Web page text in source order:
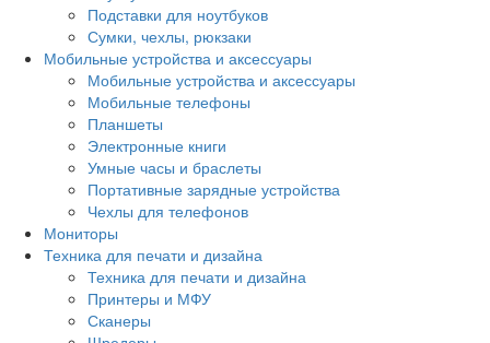
Подставки для ноутбуков
Сумки, чехлы, рюкзаки
Мобильные устройства и аксессуары
Мобильные устройства и аксессуары
Мобильные телефоны
Планшеты
Электронные книги
Умные часы и браслеты
Портативные зарядные устройства
Чехлы для телефонов
Мониторы
Техника для печати и дизайна
Техника для печати и дизайна
Принтеры и МФУ
Сканеры